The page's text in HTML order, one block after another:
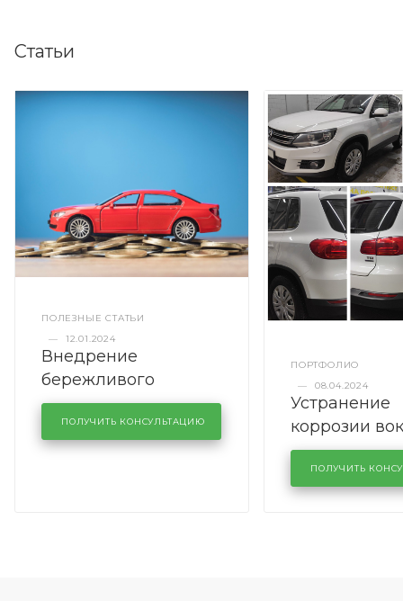
Статьи
ПОЛЕЗНЫЕ СТАТЬИ
—
12.01.2024
Внедрение
бережливого
производства в
кузовном сервисе
KUTUZOVV
ПОЛУЧИТЬ КОНСУЛЬТАЦИЮ
ПОРТФОЛИО
—
08.04.2024
Устранение
коррозии
лобового
районе
Volkswagen
ПОЛУЧИТЬ